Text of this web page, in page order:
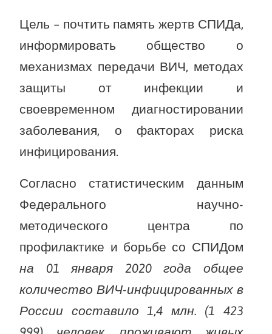
Цель – почтить память жертв СПИДа,
информировать общество о
механизмах передачи ВИЧ, методах
защиты от инфекции и
своевременном диагностировании
заболевания, о факторах риска
инфицирования.
Согласно статистическим данным
Федерального научно-
методического центра по
профилактике и борьбе со СПИДом
на 01 января 2020 года общее
количество ВИЧ-инфицированных в
России составило 1,4 млн. (1 423